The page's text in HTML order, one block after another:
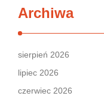
Archiwa
sierpień 2026
lipiec 2026
czerwiec 2026